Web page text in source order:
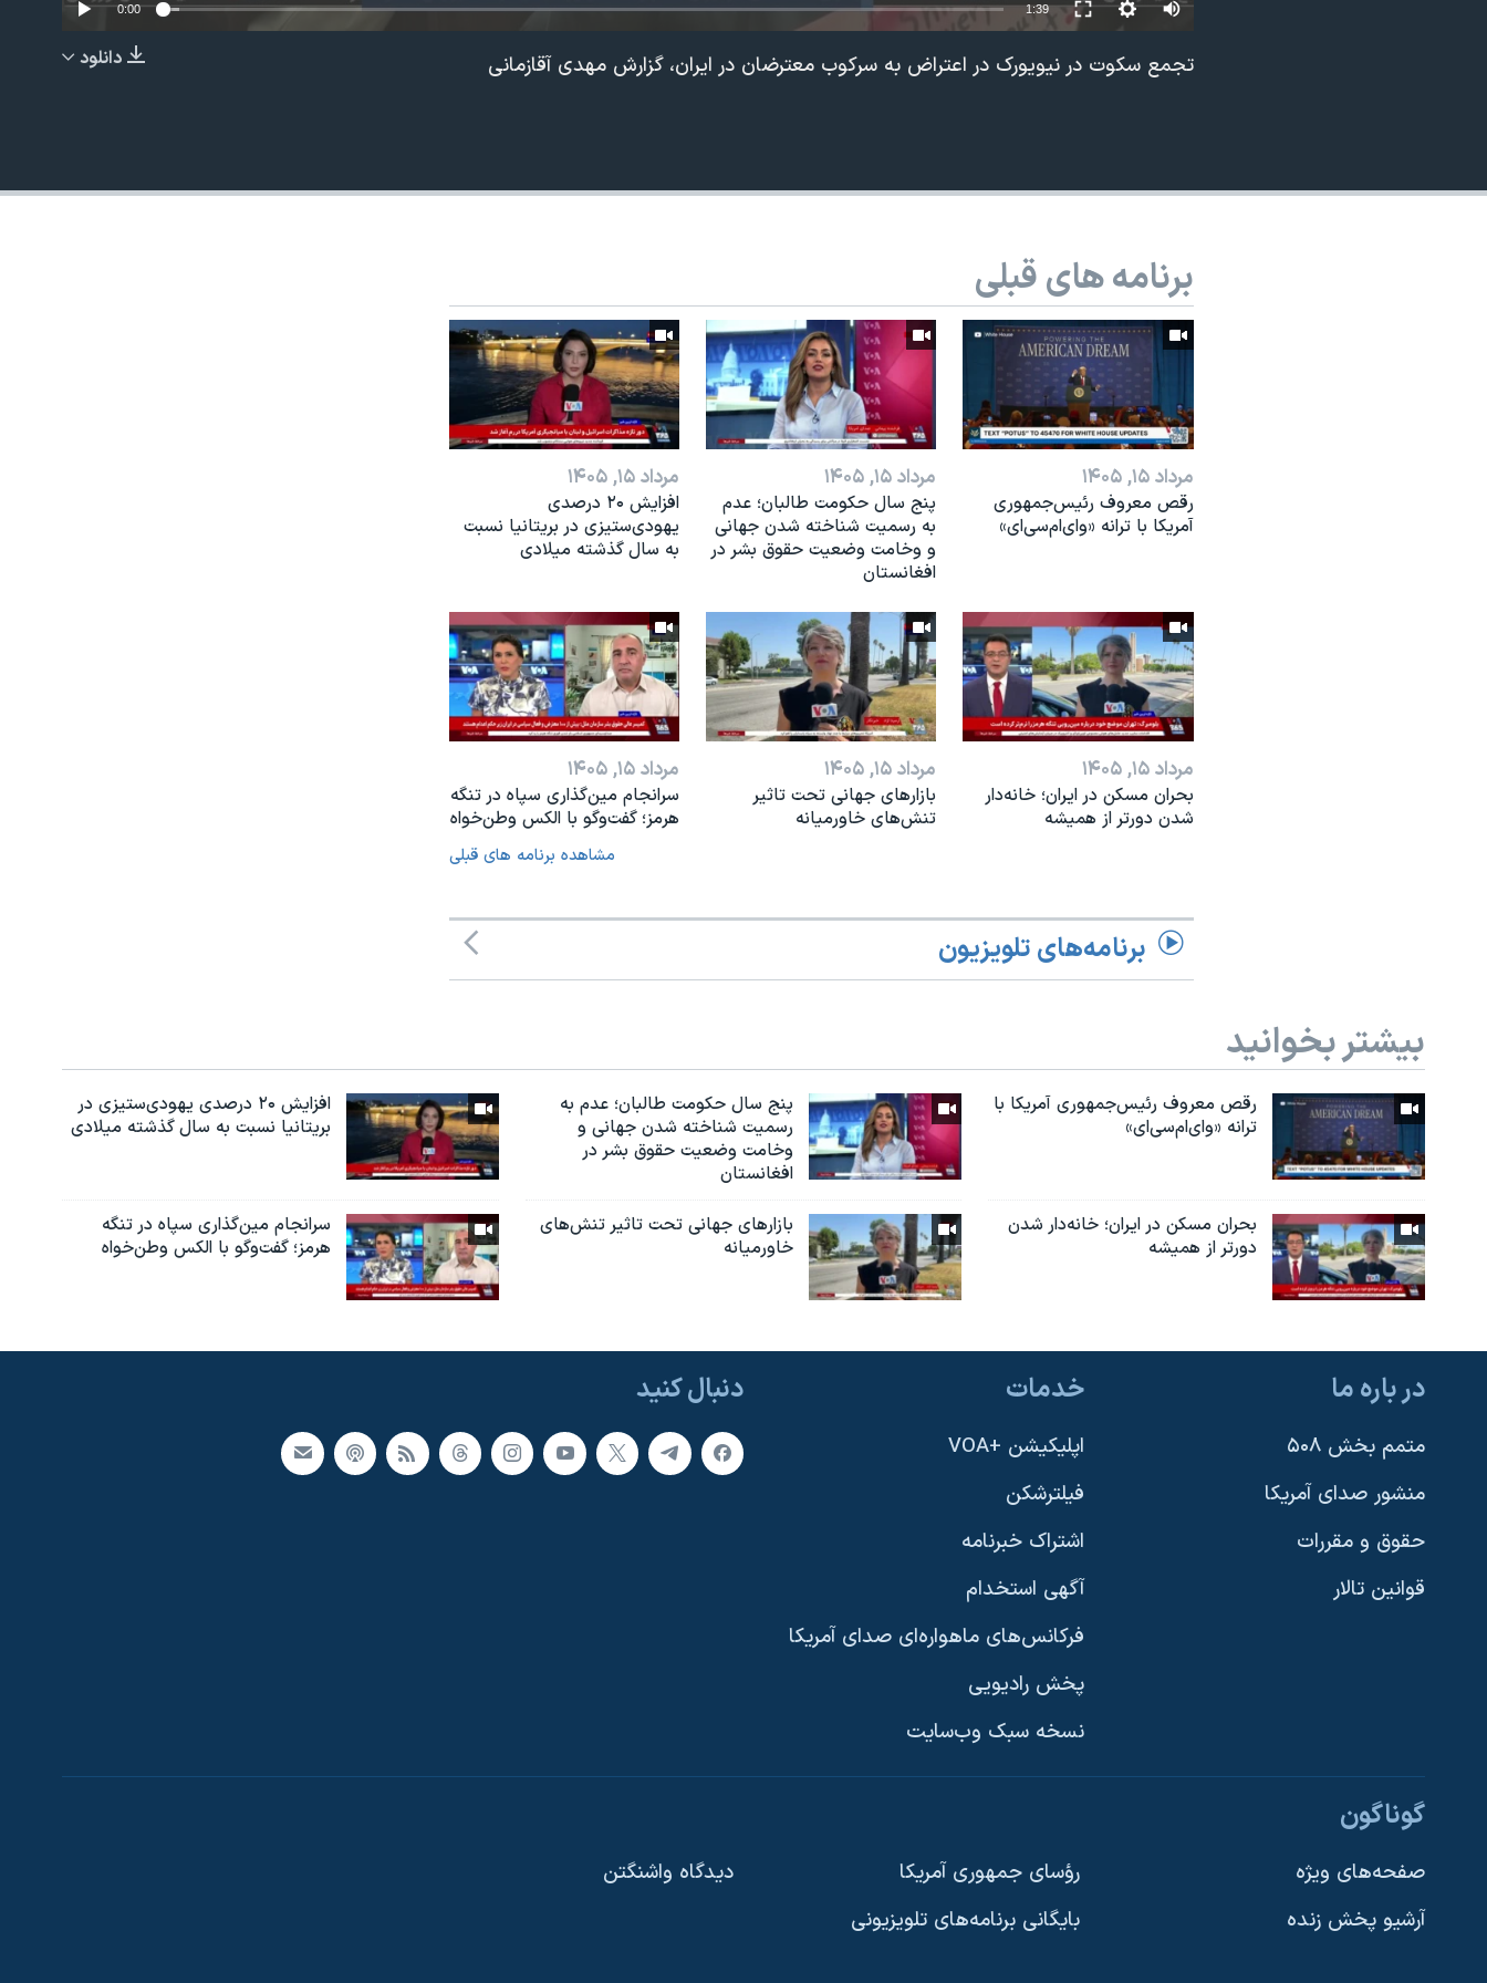
دنبال کنید
زبانهای مختلف
EMBED
0:00 1:39
دانلود تجمع سکوت در نیویورک در اعتراض به سرکوب معترضان در ایران، گزارش مهدی آقازمانی
برنامه های قبلی
مرداد ۱۵, ۱۴۰۵
رقص معروف رئیس‌جمهوری
آمریکا با ترانه «وای‌ام‌سی‌ای»
مرداد ۱۵, ۱۴۰۵
پنج سال حکومت طالبان؛ عدم
به رسمیت شناخته شدن جهانی
و وخامت وضعیت حقوق بشر در
افغانستان
مرداد ۱۵, ۱۴۰۵
افزایش ۲۰ درصدی
یهودی‌ستیزی در بریتانیا نسبت
به سال گذشته میلادی
مرداد ۱۵, ۱۴۰۵
بحران مسکن در ایران؛ خانه‌دار
شدن دورتر از همیشه
مرداد ۱۵, ۱۴۰۵
بازارهای جهانی تحت تاثیر
تنش‌های خاورمیانه
مرداد ۱۵, ۱۴۰۵
سرانجام مین‌گذاری‌ سپاه در تنگه
هرمز؛ گفت‌وگو با الکس وطن‌خواه
مشاهده برنامه های قبلی
برنامه‌های تلویزیون
بیشتر بخوانید
رقص معروف رئیس‌جمهوری آمریکا با
ترانه «وای‌ام‌سی‌ای»
پنج سال حکومت طالبان؛ عدم به
رسمیت شناخته شدن جهانی و
وخامت وضعیت حقوق بشر در
افغانستان
افزایش ۲۰ درصدی یهودی‌ستیزی در
بریتانیا نسبت به سال گذشته میلادی
بحران مسکن در ایران؛ خانه‌دار شدن
دورتر از همیشه
بازارهای جهانی تحت تاثیر تنش‌های
خاورمیانه
سرانجام مین‌گذاری‌ سپاه در تنگه
هرمز؛ گفت‌وگو با الکس وطن‌خواه
دنبال کنید در باره ما
متمم بخش ۵۰۸
منشور صدای آمریکا
حقوق و مقررات
قوانین تالار
خدمات
اپلیکیشن +VOA
فیلترشکن
اشتراک خبرنامه
آگهی استخدام
فرکانس‌های ماهواره‌ای صدای آمریکا
پخش رادیویی
نسخه سبک وب‌سایت
گوناگون
صفحه‌های ویژه
آرشیو پخش زنده
رؤسای جمهوری آمریکا
بایگانی برنامه‌های تلویزیونی
دیدگاه‌ واشنگتن